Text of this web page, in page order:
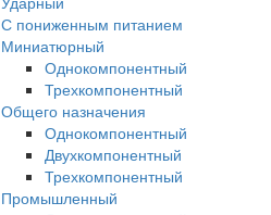
С пониженным питанием
Миниатюрный
Однокомпонентный
Трехкомпонентный
Общего назначения
Однокомпонентный
Двухкомпонентный
Трехкомпонентный
Промышленный